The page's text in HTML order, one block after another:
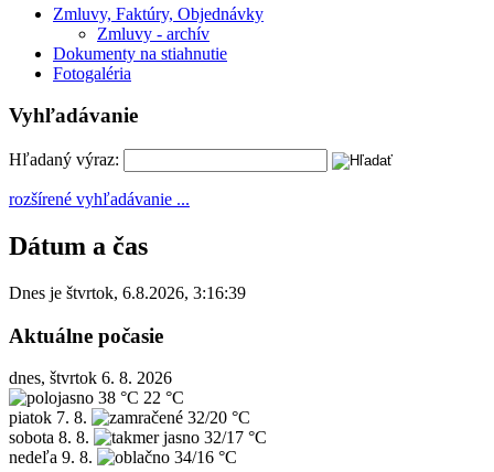
Zmluvy, Faktúry, Objednávky
Zmluvy - archív
Dokumenty na stiahnutie
Fotogaléria
Vyhľadávanie
Hľadaný výraz:
rozšírené vyhľadávanie ...
Dátum a čas
Dnes je štvrtok, 6.8.2026, 3:16:39
Aktuálne počasie
dnes, štvrtok 6. 8. 2026
38 °C 22 °C
piatok 7. 8.
32/20 °C
sobota 8. 8.
32/17 °C
nedeľa 9. 8. 34/16 °C